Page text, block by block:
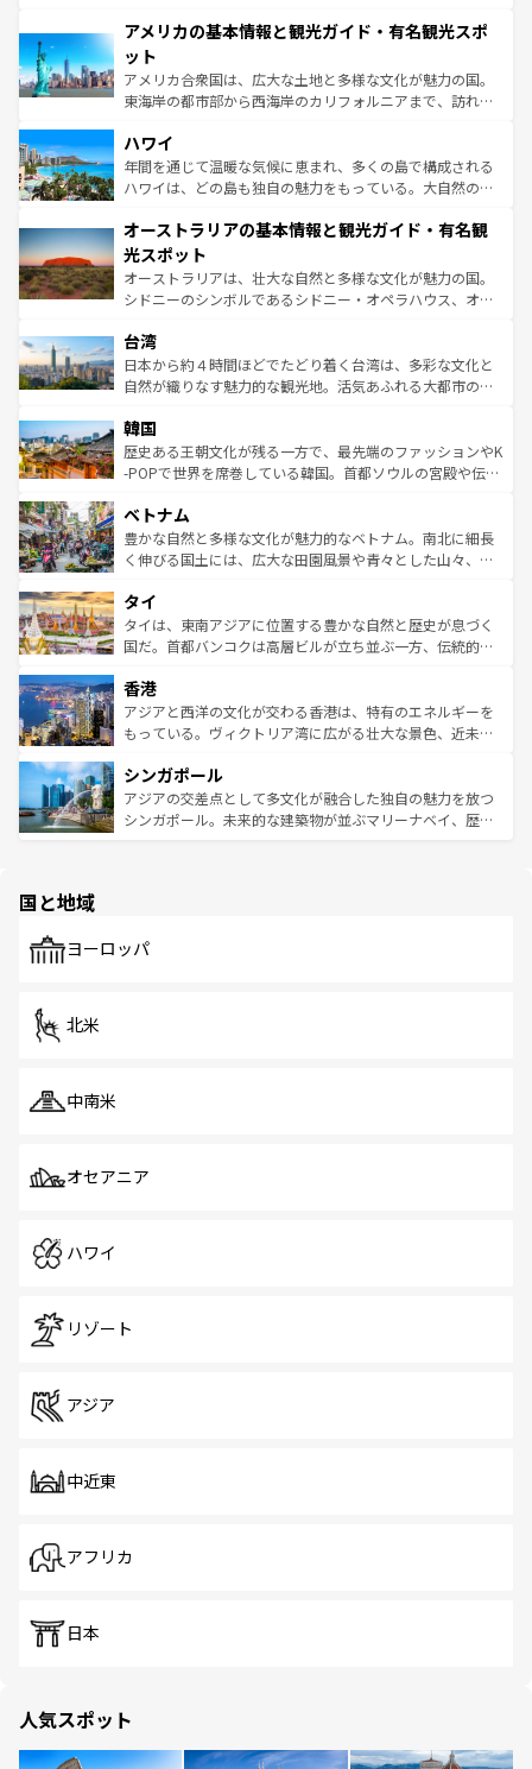
ンツ一覧を参照してほしい。
の建物がそのまま残る町や、スイスならではのユニークな
博物館もあり、アルプス観光だけでなく町歩きも満喫する
ことができる。国民の所得が高いため物価も高いが、旅行
者向けの交通パス提供のサービスもあり、うまく活用すれ
着のスイス情報は
アメリカの基本情報と観光ガイド・有名観光スポ
ット
アメリカ合衆国は、広大な土地と多様な文化が魅力の国。
東海岸の都市部から西海岸のカリフォルニアまで、訪れる
のような巨大都市は、観光、ショッピング、エンターテイ
ンメントが詰まった刺激的なスポットだ。一方、アメリカ
西部には大自然が広がり、グランドキャニオンやイエロー
部のニューオーリンズでは、音楽と美食が融合した独特の
文化が魅力。旅行者はアメリカの各地域で異なる魅力を楽
しみながら、その多様性と豊かな歴史を感じることができ
るだろう。車でのロードトリップや列車の旅も、アメリカ
情報は
ハワイ
年間を通じて温暖な気候に恵まれ、多くの島で構成される
ハワイは、どの島も独自の魅力をもっている。大自然の神
ワイ島は見逃せない。また、定番の観光地といえばオアフ
島だが、静かな自然を求めるならマウイ島やカウアイ島が
おすすめ。エメラルドグリーンに輝く海をはじめ、豊かな
文化や歴史が息づいている。「アロハスピリット」と呼ば
人々、おいしいローカルフードやハワイアンミュージッ
ク、伝統的なフラダンスなど、すべてがハワイの魅力を彩
っている。訪れるたびに新しい発見と感動が待っているハ
はコンテンツ一覧
オーストラリアの基本情報と観光ガイド・有名観
光スポット
オーストラリアは、壮大な自然と多様な文化が魅力の国。
シドニーのシンボルであるシドニー・オペラハウス、オー
リアリーフや大陸中央部にそびえるウルル（エアーズロッ
ク）、タスマニアの美しい原生林やケアンズの熱帯雨林な
ど、見どころがたくさん。また、カフェやワイン、オージ
いる。アクティビティも充実しており、サーフィンやダイ
ビング、ハイキングなど、アウトドア好きにはたまらな
い。オーストラリアの多彩な魅力を存分に味わいつくそ
参照してほしい。
台湾
日本から約４時間ほどでたどり着く台湾は、多彩な文化と
自然が織りなす魅力的な観光地。活気あふれる大都市の台
ン）、静ひつな山岳地帯である台湾東部など、都市の喧騒
と山間の静けさが共存しており、訪れる人に新しい発見と
驚きをもたらしてくれる。また、奥深い台湾の食文化も魅
容にもいいと評判のスイーツなど、バラエティ豊かな料理
が味わえる。 なお、新着の台湾情報は コンテンツ一覧を参
照してほしい。
韓国
歴史ある王朝文化が残る一方で、最先端のファッションやK
-POPで世界を席巻している韓国。首都ソウルの宮殿や伝統
き、地方に足を延ばせば四季折々の自然美を楽しむことが
できる。そして、キムチや焼肉、絶品のストリートフード
まで、さまざまな韓国料理が待っている。夜には、韓国な
リティに包まれながら、韓国の多彩な魅力を心ゆくまで味
わってみてほしい。 なお、新着の韓国情報はコンテンツ一
覧を参照してほしい。
ベトナム
豊かな自然と多様な文化が魅力的なベトナム。南北に細長
く伸びる国土には、広大な田園風景や青々とした山々、世
急速な発展と共に伝統が息づく。ハノイの古い町並みやホ
ーチミン市のフランス統治時代の建物も、独特の雰囲気を
醸し出している。また、バラエティの豊かさとおいしさで
とつ。フォーやバインミー、ベトナムコーヒーなどは、ぜ
ひ現地で味わいたい。どの地域を訪れてもあたたかい人々
が旅行者を迎えてくれるので、きっと忘れられない旅にな
参照してほしい。
タイ
タイは、東南アジアに位置する豊かな自然と歴史が息づく
国だ。首都バンコクは高層ビルが立ち並ぶ一方、伝統的な
の活気が交差している。北部ではチェンマイなどの山岳地
帯で自然と触れ合い、南部ではプーケットやクラビの美し
いビーチでリゾート気分を楽しむことができる。タイ料理
激する。気候は一年中温暖で、どの季節にも異なる楽しみ
が待っている。親しみやすいタイの人々、仏教を中心とし
た文化、そして多様な観光資源が、訪れる旅人を魅了し続
香港
アジアと西洋の文化が交わる香港は、特有のエネルギーを
もっている。ヴィクトリア湾に広がる壮大な景色、近未来
み、どこを訪れても感動するはず。観光スポットが密集し
ており、効率よく見どころを回れるのも魅力。息をのむよ
うな絶景から文化的な体験まで、香港を存分に楽しみ尽く
シンガポール
アジアの交差点として多文化が融合した独自の魅力を放つ
シンガポール。未来的な建築物が並ぶマリーナベイ、歴史
で、ホーカーズは地元の風情を楽しめる外せないスポット
国と地域
ヨーロッパ
北米
中南米
オセアニア
ハワイ
リゾート
アジア
中近東
アフリカ
日本
人気スポット